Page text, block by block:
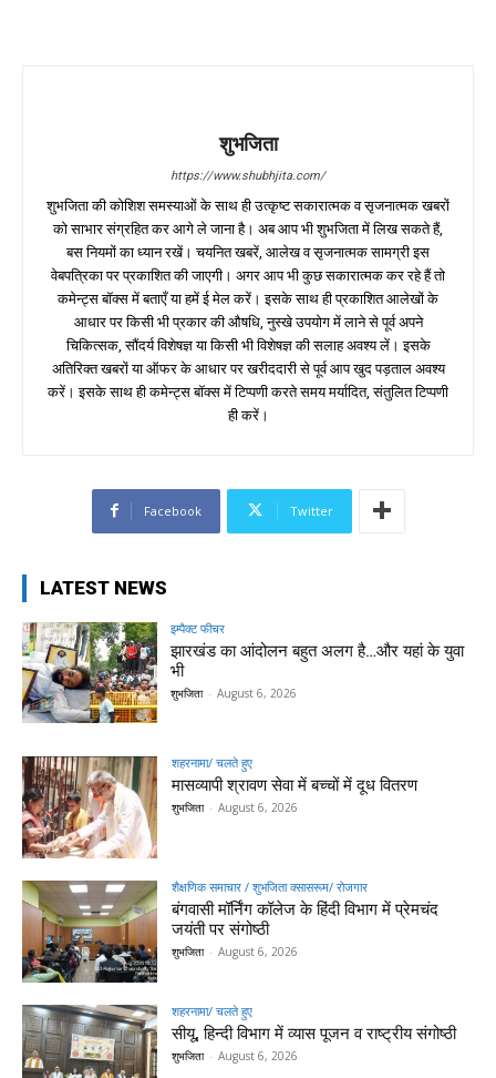
शुभजिता
https://www.shubhjita.com/
शुभजिता की कोशिश समस्याओं के साथ ही उत्कृष्ट सकारात्मक व सृजनात्मक खबरों
को साभार संग्रहित कर आगे ले जाना है। अब आप भी शुभजिता में लिख सकते हैं,
बस नियमों का ध्यान रखें। चयनित खबरें, आलेख व सृजनात्मक सामग्री इस
वेबपत्रिका पर प्रकाशित की जाएगी। अगर आप भी कुछ सकारात्मक कर रहे हैं तो
कमेन्ट्स बॉक्स में बताएँ या हमें ई मेल करें। इसके साथ ही प्रकाशित आलेखों के
आधार पर किसी भी प्रकार की औषधि, नुस्खे उपयोग में लाने से पूर्व अपने
चिकित्सक, सौंदर्य विशेषज्ञ या किसी भी विशेषज्ञ की सलाह अवश्य लें। इसके
अतिरिक्त खबरों या ऑफर के आधार पर खरीददारी से पूर्व आप खुद पड़ताल अवश्य
करें। इसके साथ ही कमेन्ट्स बॉक्स में टिप्पणी करते समय मर्यादित, संतुलित टिप्पणी
ही करें।
Facebook Twitter
LATEST NEWS
इम्पैक्ट फीचर
झारखंड का आंदोलन बहुत अलग है…और यहां के युवा
भी
शुभजिता - August 6, 2026
शहरनामा/ चलते हुए
मासव्यापी श्रावण सेवा में बच्चों में दूध वितरण
शुभजिता - August 6, 2026
शैक्षणिक समाचार / शुभजिता क्सासरूम/ रोजगार
बंगवासी मॉर्निंग कॉलेज के हिंदी विभाग में प्रेमचंद
जयंती पर संगोष्ठी
शुभजिता - August 6, 2026
शहरनामा/ चलते हुए
सीयू, हिन्दी विभाग में व्यास पूजन व राष्ट्रीय संगोष्ठी
शुभजिता - August 6, 2026